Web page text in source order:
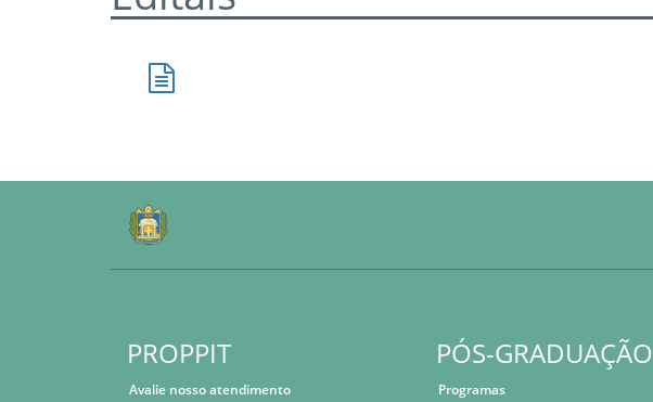
PROPPIT
Avalie nosso atendimento
PÓS-GRADUAÇÃO
Programas